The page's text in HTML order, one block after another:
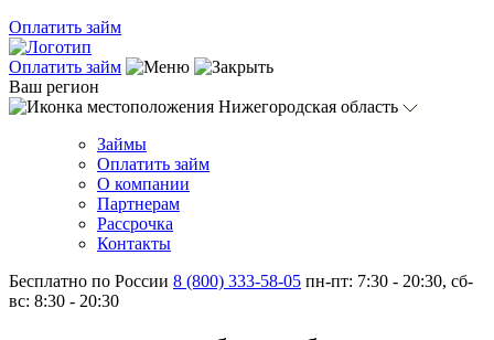
Оплатить займ
Оплатить займ
Ваш регион
Нижегородская область
Займы
Оплатить займ
О компании
Партнерам
Рассрочка
Контакты
Бесплатно по России 8 (800) 333-58-05 пн-пт: 7:30 - 20:30, сб-
вс: 8:30 - 20:30